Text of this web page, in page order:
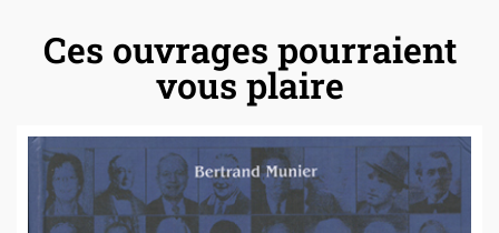
Ces ouvrages pourraient
vous plaire